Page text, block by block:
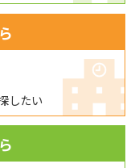
したい